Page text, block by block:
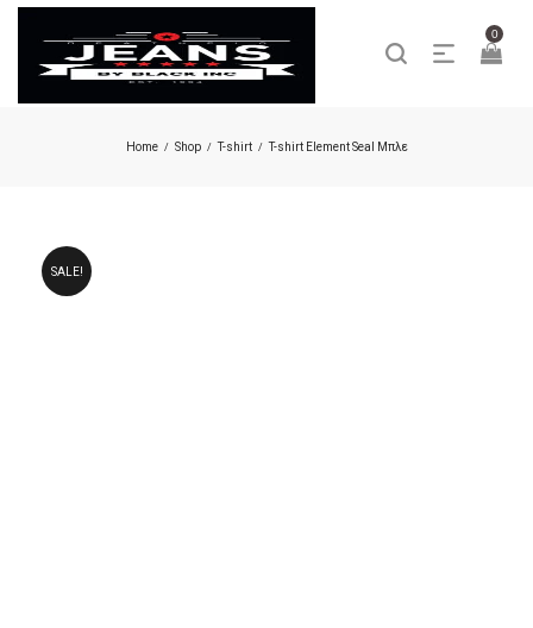
0
Home / Shop / T-shirt / T-shirt Element Seal Μπλε
SALE!